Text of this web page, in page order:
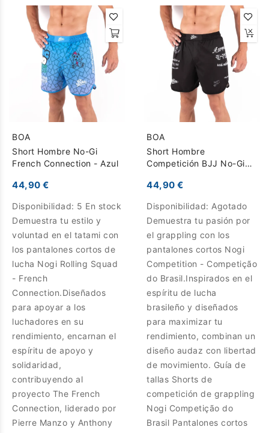
BOA
Short Hombre No-Gi
French Connection - Azul
44,90 €
Disponibilidad: 5 En stock
Demuestra tu estilo y
voluntad en el tatami con
los pantalones cortos de
lucha Nogi Rolling Squad
- French
Connection.Diseñados
para apoyar a los
luchadores en su
rendimiento, encarnan el
espíritu de apoyo y
solidaridad,
contribuyendo al
proyecto The French
Connection, liderado por
Pierre Manzo y Anthony
BOA
Short Hombre
Competición BJJ No-Gi
Negro
44,90 €
Disponibilidad: Agotado
Demuestra tu pasión por
el grappling con los
pantalones cortos Nogi
Competition - Competição
do Brasil.Inspirados en el
espíritu de lucha
brasileño y diseñados
para maximizar tu
rendimiento, combinan un
diseño audaz con libertad
de movimiento. Guía de
tallas Shorts de
competición de grappling
Nogi Competição do
Brasil Pantalones cortos